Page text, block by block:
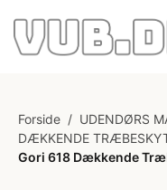
Forside / UDENDØRS
DÆKKENDE
Gori 618 Dækkende